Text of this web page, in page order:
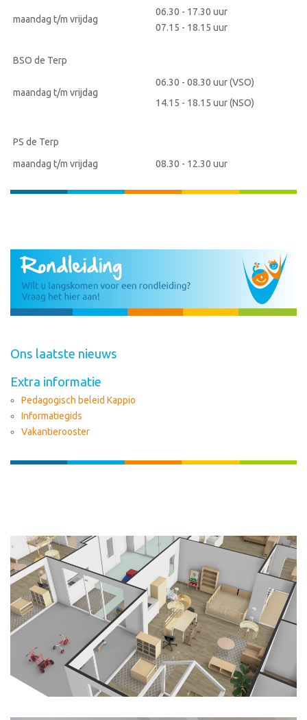
maandag t/m vrijdag
06.30 - 17.30 uur
07.15 - 18.15 uur
BSO de Terp
maandag t/m vrijdag
06.30 - 08.30 uur (VSO)
14.15 - 18.15 uur (NSO)
PS de Terp
maandag t/m vrijdag
08.30 - 12.30 uur
Ons laatste nieuws
Extra informatie
Pedagogisch beleid Kappio
Informatiegids
Vakantierooster